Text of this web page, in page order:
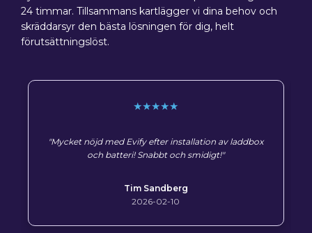
24 timmar. Tillsammans kartlägger vi dina behov och
skräddarsyr den bästa lösningen för dig, helt
förutsättningslöst.
★★★★★
"Mycket nöjd med Evify efter installation av laddbox
och batteri! Snabbt och smidigt!"
Tim Sandberg
2026-02-10